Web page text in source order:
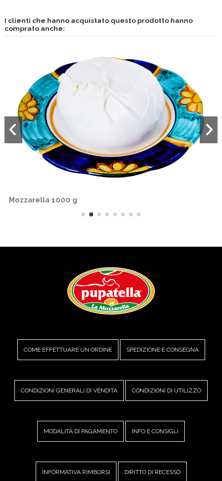
I clienti che hanno acquistato questo prodotto hanno
comprato anche:
Mozzarella 1000 g
COME EFFETTUARE UN ORDINE SPEDIZIONE E CONSEGNA
CONDIZIONI GENERALI DI VENDITA CONDIZIONI DI UTILIZZO
MODALITÀ DI PAGAMENTO INFO E CONSIGLI
INFORMATIVA RIMBORSI DIRITTO DI RECESSO